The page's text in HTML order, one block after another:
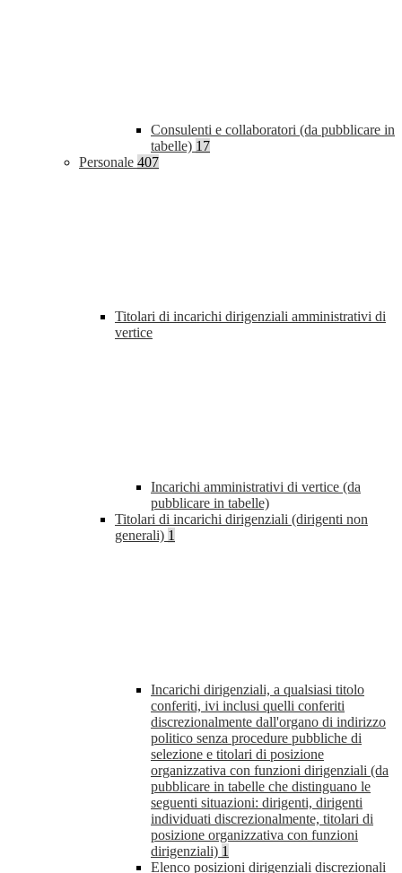
Consulenti e collaboratori (da pubblicare in
tabelle) 17
Personale 407
Titolari di incarichi dirigenziali amministrativi di
vertice
Incarichi amministrativi di vertice (da
pubblicare in tabelle)
Titolari di incarichi dirigenziali (dirigenti non
generali) 1
Incarichi dirigenziali, a qualsiasi titolo
conferiti, ivi inclusi quelli conferiti
discrezionalmente dall'organo di indirizzo
politico senza procedure pubbliche di
selezione e titolari di posizione
organizzativa con funzioni dirigenziali (da
pubblicare in tabelle che distinguano le
seguenti situazioni: dirigenti, dirigenti
individuati discrezionalmente, titolari di
posizione organizzativa con funzioni
dirigenziali) 1
Elenco posizioni dirigenziali discrezionali